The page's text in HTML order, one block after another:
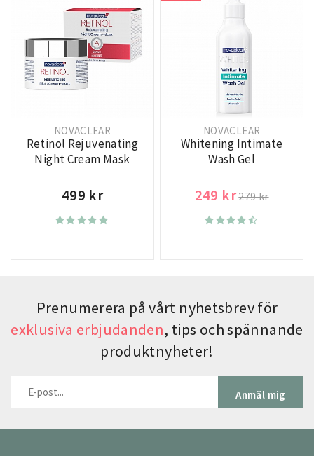
NOVACLEAR
Retinol Rejuvenating
Night Cream Mask
499 kr
NOVACLEAR
Whitening Intimate
Wash Gel
249 kr279 kr
Prenumerera på vårt nyhetsbrev för
exklusiva erbjudanden, tips och spännande
produktnyheter!
Anmäl mig